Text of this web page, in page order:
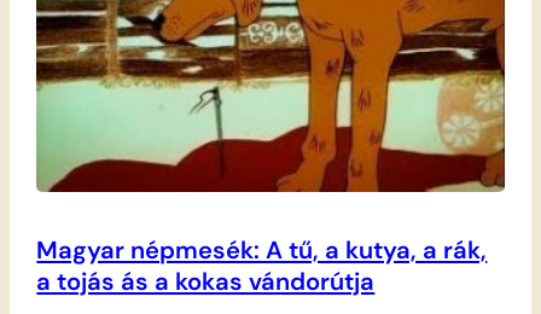
Magyar népmesék: A tű, a kutya, a rák,
a tojás ás a kokas vándorútja